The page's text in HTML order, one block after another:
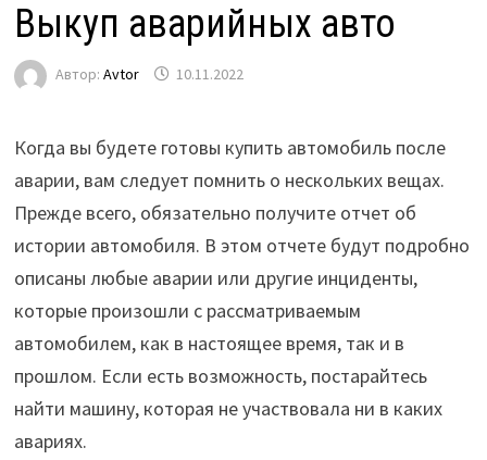
Выкуп аварийных авто
Автор: Avtor 10.11.2022
Когда вы будете готовы купить автомобиль после
аварии, вам следует помнить о нескольких вещах.
Прежде всего, обязательно получите отчет об
истории автомобиля. В этом отчете будут подробно
описаны любые аварии или другие инциденты,
которые произошли с рассматриваемым
автомобилем, как в настоящее время, так и в
прошлом. Если есть возможность, постарайтесь
найти машину, которая не участвовала ни в каких
авариях.